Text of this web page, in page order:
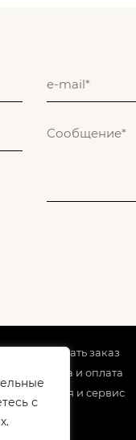
с
Как сделать заказ
Доставка и оплата
Гарантия и сервис